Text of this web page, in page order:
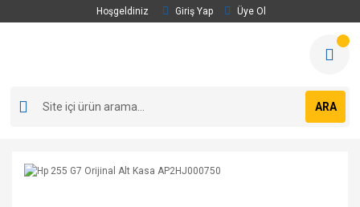
Hoşgeldiniz Giriş Yap Üye Ol
ARA